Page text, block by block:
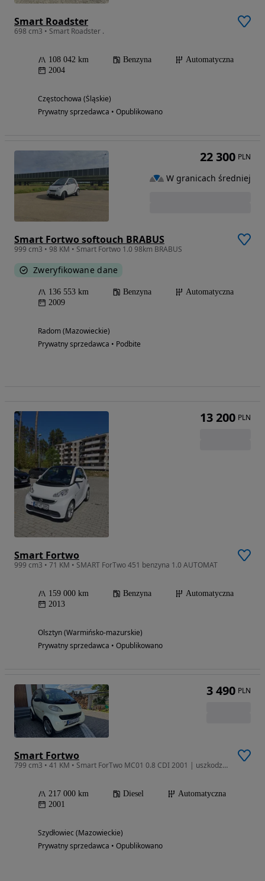
Smart Roadster
698 cm3 • Smart Roadster .
108 042 km Benzyna
Automatyczna
2004
Częstochowa (Śląskie)
Prywatny sprzedawca • Opublikowano
Smart Fortwo softouch BRABUS
999 cm3 • 98 KM • Smart Fortwo 1.0 98km BRABUS
Zweryfikowane dane
136 553 km Benzyna
Automatyczna
2009
Radom (Mazowieckie)
Prywatny sprzedawca • Podbite
22 300 PLN
W granicach średniej
Smart Fortwo
999 cm3 • 71 KM • SMART ForTwo 451 benzyna 1.0 AUTOMAT
159 000 km Benzyna
Automatyczna
2013
Olsztyn (Warmińsko-mazurskie)
Prywatny sprzedawca • Opublikowano
13 200 PLN
Smart Fortwo
799 cm3 • 41 KM • Smart ForTwo MC01 0.8 CDI 2001 | uszkodzony | odpala, usterka okresowa
217 000 km Diesel
Automatyczna
2001
Szydłowiec (Mazowieckie)
Prywatny sprzedawca • Opublikowano
3 490 PLN